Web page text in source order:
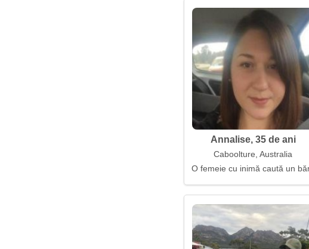
Annalise, 35 de ani
Caboolture, Australia
O femeie cu inimă caută un